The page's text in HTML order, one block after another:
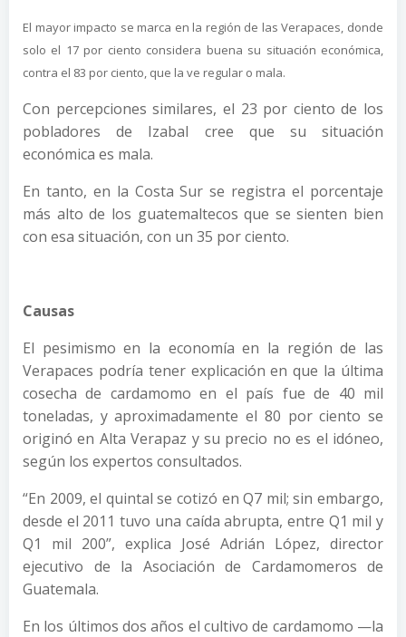
El mayor impacto se marca en la región de las Verapaces, donde
solo el 17 por ciento considera buena su situación económica,
contra el 83 por ciento, que la ve regular o mala.
Con percepciones similares, el 23 por ciento de los
pobladores de Izabal cree que su situación
económica es mala.
En tanto, en la Costa Sur se registra el porcentaje
más alto de los guatemaltecos que se sienten bien
con esa situación, con un 35 por ciento.
Causas
El pesimismo en la economía en la región de las
Verapaces podría tener explicación en que la última
cosecha de cardamomo en el país fue de 40 mil
toneladas, y aproximadamente el 80 por ciento se
originó en Alta Verapaz y su precio no es el idóneo,
según los expertos consultados.
“En 2009, el quintal se cotizó en Q7 mil; sin embargo,
desde el 2011 tuvo una caída abrupta, entre Q1 mil y
Q1 mil 200”, explica José Adrián López, director
ejecutivo de la Asociación de Cardamomeros de
Guatemala.
En los últimos dos años el cultivo de cardamomo —la